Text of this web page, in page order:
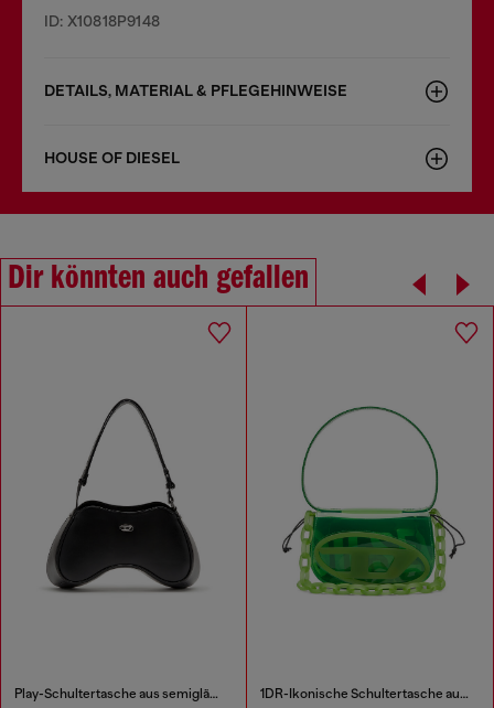
ID: X10818P9148
DETAILS, MATERIAL & PFLEGEHINWEISE
HOUSE OF DIESEL
Dir könnten auch gefallen
Play-Schultertasche aus semiglänzendem Leder 1DR-Ikonische Schultertasche aus transparentem TPU